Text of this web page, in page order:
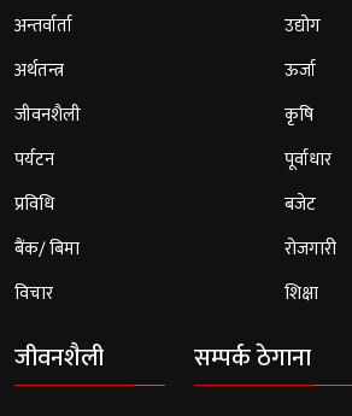
अन्तर्वार्ता
अर्थतन्त्र
जीवनशैली
पर्यटन
प्रविधि
बैंक/ बिमा
विचार
उद्योग
ऊर्जा
कृषि
पूर्वाधार
बजेट
रोजगारी
शिक्षा
जीवनशैली सम्पर्क ठेगाना